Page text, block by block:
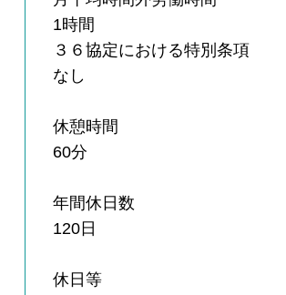
1時間
３６協定における特別条項
なし
休憩時間
60分
年間休日数
120日
休日等